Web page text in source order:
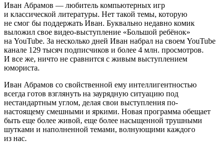
Иван Абрамов — любитель компьютерных игр
и классической литературы. Нет такой темы, которую
не смог бы поддержать Иван. Буквально недавно комик
выложил свое видео-выступление «Большой ребёнок»
на YouTube. За несколько дней Иван набрал на своем YouTube
канале 129 тысяч подписчиков и более 4 млн. просмотров.
И все же, ничто не сравнится с живым выступлением
юмориста.
Иван Абрамов со свойственной ему интеллигентностью
всегда готов взглянуть на заурядную ситуацию под
нестандартным углом, делая свои выступления по-
настоящему смешными и яркими. Новая программа обещает
быть еще более живой, еще более насыщенной трушными
шутками и наполненной темами, волнующими каждого
из нас.